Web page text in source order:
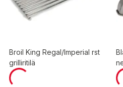
Broil King Regal/Imperial rst
grilliritilä